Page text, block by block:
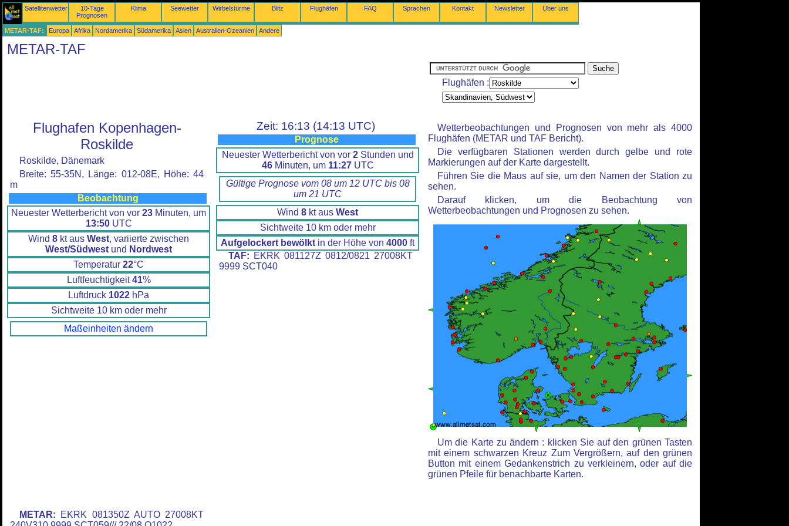
Satellitenwetter
10-Tage
Prognosen
Klima Seewetter Wirbelstürme Blitz Flughäfen FAQ Sprachen Kontakt Newsletter Über uns
METAR-TAF: Europa Afrika Nordamerika Südamerika Asien Australien-Ozeanien Andere
METAR-TAF
Flughäfen :
Flughafen Kopenhagen-
Roskilde
Roskilde, Dänemark
Breite: 55-35N, Länge: 012-08E, Höhe: 44
m
Beobachtung
Neuester Wetterbericht von vor 23 Minuten, um
13:50UTC
Wind 8 kt aus West, variierte zwischen
West/Südwest und Nordwest
Temperatur 22°C
Luftfeuchtigkeit41%
Luftdruck 1022 hPa
Sichtweite 10 km oder mehr
Maßeinheiten ändern
METAR: EKRK 081350Z AUTO 27008KT
Zeit: 16:13 (14:13 UTC)
Prognose
Neuester Wetterbericht von vor 2Stunden und
46Minuten, um 11:27UTC
Gültige Prognose vom 08 um 12 UTC bis 08
um 21 UTC
Wind 8 kt aus West
Sichtweite 10 km oder mehr
Aufgelockert bewölkt in der Höhe von 4000 ft
TAF: EKRK 081127Z 0812/0821 27008KT
9999 SCT040
Wetterbeobachtungen und Prognosen von mehr als 4000
Flughäfen (METAR und TAF Bericht).
Die verfügbaren Stationen werden durch gelbe und rote
Markierungen auf der Karte dargestellt.
Führen Sie die Maus auf sie, um den Namen der Station zu
sehen.
Darauf klicken, um die Beobachtung von
Wetterbeobachtungen und Prognosen zu sehen.
Um die Karte zu ändern : klicken Sie auf den grünen Tasten
mit einem schwarzen Kreuz Zum Vergrößern, auf den grünen
Button mit einem Gedankenstrich zu verkleinern, oder auf die
grünen Pfeile für benachbarte Karten.